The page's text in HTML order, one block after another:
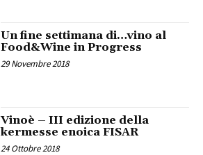
Un fine settimana di…vino al
Food&Wine in Progress
29 Novembre 2018
Vinoè – III edizione della
kermesse enoica FISAR
24 Ottobre 2018